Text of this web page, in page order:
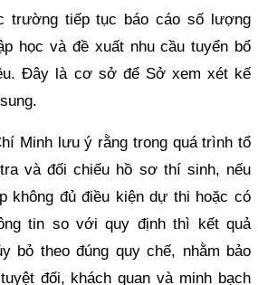
trường tiếp tục báo cáo số lượng
học và đề xuất nhu cầu tuyển bổ
Đây là cơ sở để Sở xem xét kế
Minh lưu ý rằng trong quá trình tổ
và đối chiếu hồ sơ thí sinh, nếu
không đủ điều kiện dự thi hoặc có
tin so với quy định thì kết quả
bỏ theo đúng quy chế, nhằm bảo
đối, khách quan và minh bạch